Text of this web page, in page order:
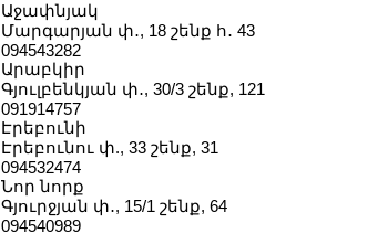
Աջափնյակ
Մարգարյան փ․, 18 շենք հ․ 43
094543282
Արաբկիր
Գյուլբենկյան փ․, 30/3 շենք, 121
091914757
Էրեբունի
Էրեբունու փ., 33 շենք, 31
094532474
Նոր նորք
Գյուրջյան փ․, 15/1 շենք, 64
094540989